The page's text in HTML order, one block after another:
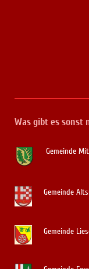
Was gibt es sonst
Gemeinde
Gemeinde
Gemeinde